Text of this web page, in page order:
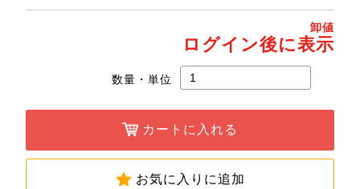
卸値
ログイン後に表示
数量・単位
カートに入れる
お気に入りに追加